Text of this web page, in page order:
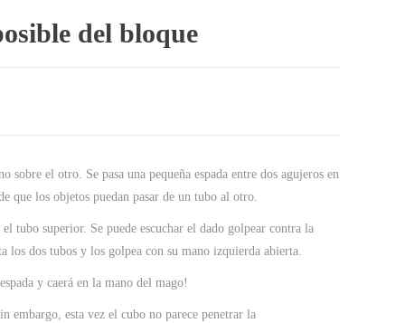
del bloque
sobre el otro. Se pasa una pequeña espada entre dos agujeros en
que los objetos puedan pasar de un tubo al otro.
tubo superior. Se puede escuchar el dado golpear contra la
los dos tubos y los golpea con su mano izquierda abierta.
y caerá en la mano del mago!
embargo, esta vez el cubo no parece penetrar la